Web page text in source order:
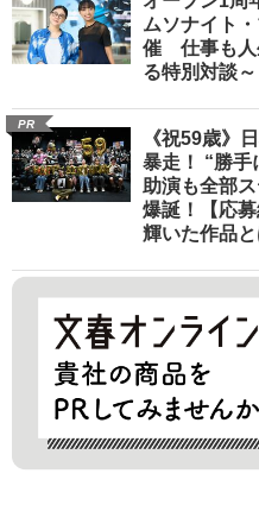
ムソナイト
催 仕事も人
る特別対談～
PR
《祝59歳》
暴走！ “勝手
助演も全部
爆誕！【応
輝いた作品と